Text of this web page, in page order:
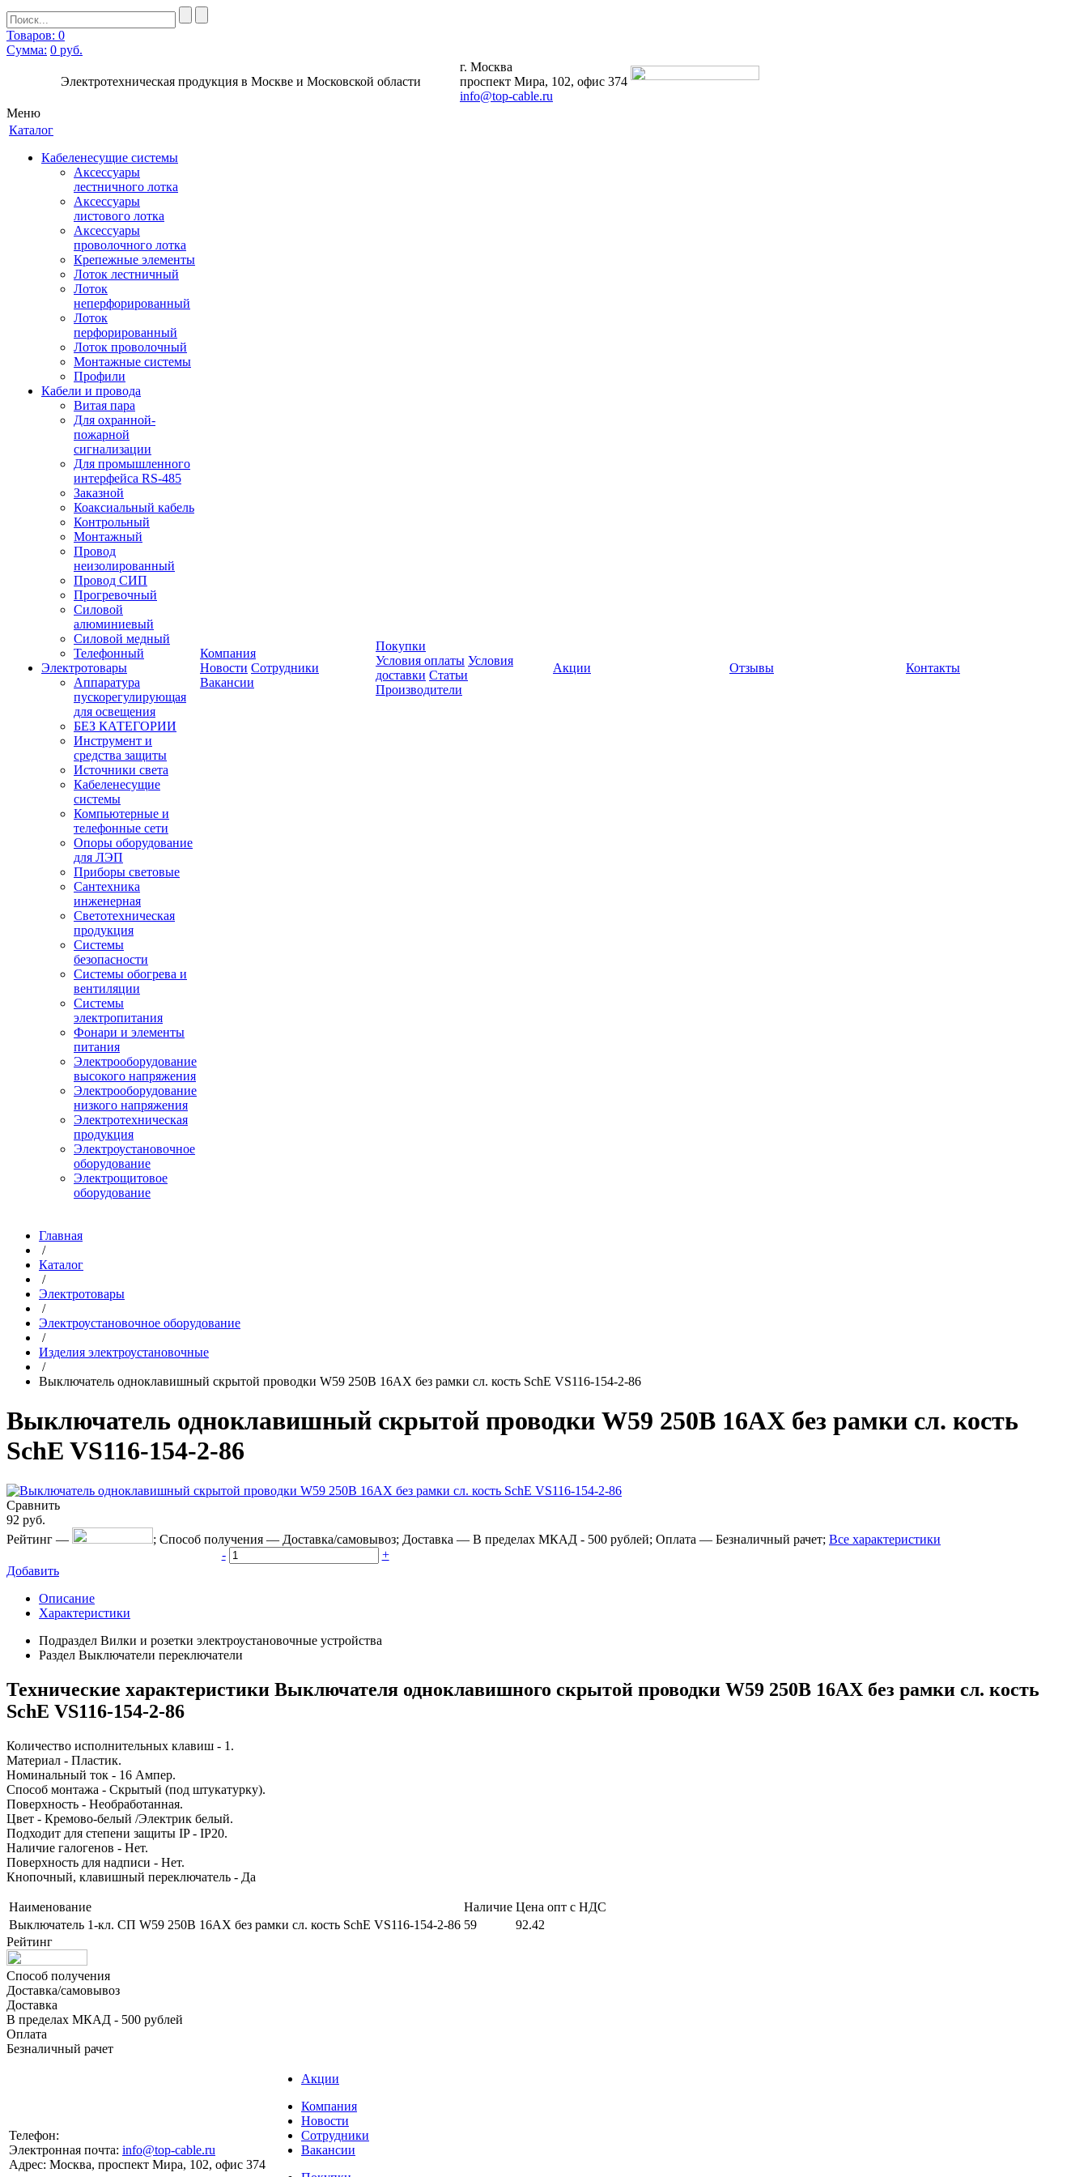
Товаров: 0
Сумма: 0 руб.
Электротехническая продукция в Москве и Московской области
г. Москва
проспект Мира, 102, офис 374
info@top-cable.ru
Меню
Каталог
Кабеленесущие системы
Аксессуары
лестничного лотка
Аксессуары
листового лотка
Аксессуары
проволочного лотка
Крепежные элементы
Лоток лестничный
Лоток
неперфорированный
Лоток
перфорированный
Лоток проволочный
Монтажные системы
Профили
Кабели и провода
Витая пара
Для охранной-
пожарной
сигнализации
Для промышленного
интерфейса RS-485
Заказной
Коаксиальный кабель
Контрольный
Монтажный
Провод
неизолированный
Провод СИП
Прогревочный
Силовой
алюминиевый
Силовой медный
Телефонный
Электротовары
Аппаратура
пускорегулирующая
для освещения
БЕЗ КАТЕГОРИИ
Инструмент и
средства защиты
Источники света
Кабеленесущие
системы
Компьютерные и
телефонные сети
Опоры оборудование
для ЛЭП
Приборы световые
Сантехника
инженерная
Светотехническая
продукция
Системы
безопасности
Системы обогрева и
вентиляции
Системы
электропитания
Фонари и элементы
питания
Электрооборудование
высокого напряжения
Электрооборудование
низкого напряжения
Электротехническая
продукция
Электроустановочное
оборудование
Электрощитовое
оборудование
Компания
Новости Сотрудники
Вакансии
Покупки
Условия оплаты Условия
доставки Статьи
Производители
Акции Отзывы Контакты
Главная
/
Каталог
/
Электротовары
/
Электроустановочное оборудование
/
Изделия электроустановочные
/
Выключатель одноклавишный скрытой проводки W59 250В 16АХ без рамки сл. кость SchE VS116-154-2-86
Выключатель одноклавишный скрытой проводки W59 250В 16АХ без рамки сл. кость
SchE VS116-154-2-86
Сравнить
92 руб.
Рейтинг — ; Способ получения — Доставка/самовывоз; Доставка — В пределах МКАД - 500 рублей; Оплата — Безналичный рачет; Все характеристики
-
+
Добавить
Описание
Характеристики
Подраздел Вилки и розетки электроустановочные устройства
Раздел Выключатели переключатели
Технические характеристики Выключателя одноклавишного скрытой проводки W59 250В 16АХ без рамки сл. кость
SchE VS116-154-2-86
Количество исполнительных клавиш - 1.
Материал - Пластик.
Номинальный ток - 16 Ампер.
Способ монтажа - Скрытый (под штукатурку).
Поверхность - Необработанная.
Цвет - Кремово-белый /Электрик белый.
Подходит для степени защиты IP - IP20.
Наличие галогенов - Нет.
Поверхность для надписи - Нет.
Кнопочный, клавишный переключатель - Да
Наименование Наличие Цена опт с НДС
Выключатель 1-кл. СП W59 250В 16АХ без рамки сл. кость SchE VS116-154-2-86 59
92.42
Рейтинг
Способ получения
Доставка/самовывоз
Доставка
В пределах МКАД - 500 рублей
Оплата
Безналичный рачет
Телефон:
Электронная почта: info@top-cable.ru
Адрес: Москва, проспект Мира, 102, офис 374
Акции
Компания
Новости
Сотрудники
Вакансии